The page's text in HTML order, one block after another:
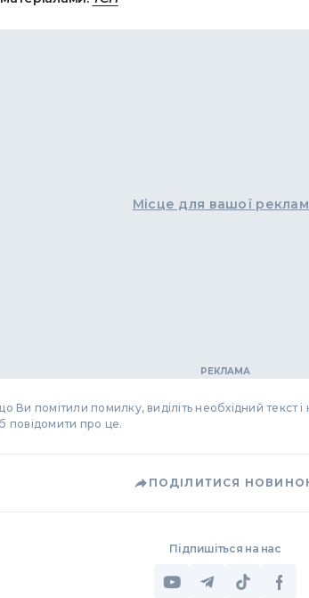
Місце для вашої
Ви помітили помилку, виділіть необхідний текст і
повідомити про це.
ПОДІЛИТИСЯ
Підпишіться на нас